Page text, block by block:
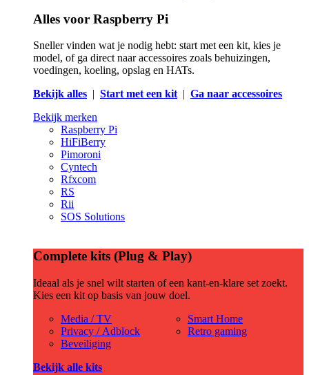
Alles voor Raspberry Pi
Sneller vinden wat je nodig hebt: start met een kit, kies je
model, of ga direct naar accessoires zoals behuizingen,
voedingen, koeling, opslag en HATs.
Bekijk alles | Start met een kit| Ga naar accessoires
Bekijk merken
Raspberry Pi
HiFiBerry
Pimoroni
Cyntech
Rfxcom
RS
Rii
SOS Solutions
Complete kits (Plug & Play)
Ideaal als je snel wilt starten of een kant-en-klare set zoekt.
Kies een kit op basis van jouw doel.
Media / TV
Privacy / Adblock
Beveiliging
Smart Home
Retro gaming
Bekijk alle kits